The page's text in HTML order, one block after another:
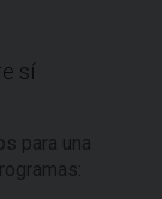
sí
para una